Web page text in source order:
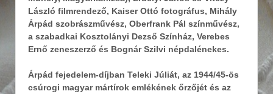
László filmrendező, Kaiser Ottó fotográfus, Mihály
Árpád szobrászművész, Oberfrank Pál színművész,
a szabadkai Kosztolányi Dezső Színház, Verebes
Ernő zeneszerző és Bognár Szilvi népdalénekes.
Árpád fejedelem-díjban Teleki Júliát, az 1944/45-ös
csúrogi magyar mártírok emlékének őrzőjét és az